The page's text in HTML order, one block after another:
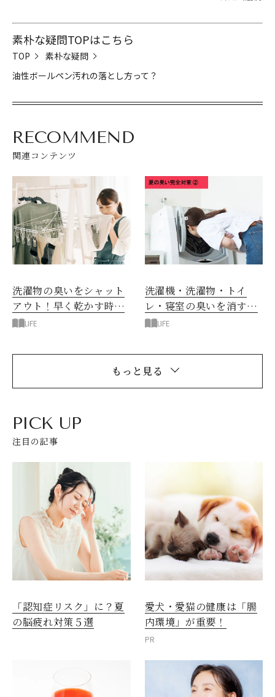
素朴な疑問TOPはこちら
TOP
素朴な疑問
油性ボールペン汚れの落とし方って？
RECOMMEND
関連コンテンツ
洗濯物の臭いをシャット
アウト！早く乾かす時短
技も
LIFE
洗濯機・洗濯物・トイ
レ・寝室の臭いを消す12
の対策
LIFE
もっと見る
PICK UP
注目の記事
「認知症リスク」に？夏
の脳疲れ対策５選
愛犬・愛猫の健康は「腸
内環境」が重要！
PR